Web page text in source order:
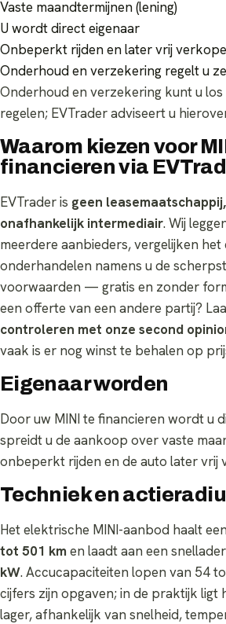
Vaste maandtermijnen (lening)
U wordt direct eigenaar
Onbeperkt rijden en later vrij
Onderhoud en verzekering regelt u
Onderhoud en verzekering kunt u
regelen; EVTrader adviseert u
Waarom kiezen voor
financieren via
EVTrader is geen
onafhankelijk intermediair. Wij
meerdere aanbieders, vergelijken
onderhandelen namens u de
voorwaarden — gratis en zonder
een offerte van een andere partij?
controleren met onze second
vaak is er nog winst te behalen op
Eigenaar worden
Door uw MINI te financieren wordt u
spreidt u de aankoop over vaste
onbeperkt rijden en de auto later vrij
Techniek en
Het elektrische MINI-aanbod haalt een
tot 501 km en laadt aan een
kW. Accucapaciteiten lopen van 54
cijfers zijn opgaven; in de praktijk ligt
lager, afhankelijk van snelheid,